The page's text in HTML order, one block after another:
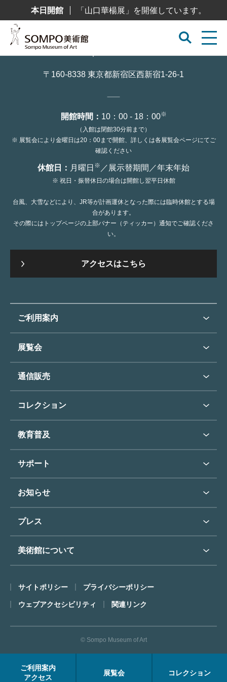
テ
本日開館 「山口華楊展」を開催しています。
ご利用案内
アクセス
展覧会 コレクション
〒160-8338 東京都新宿区西新宿1-26-1
開館時間： 10：00 - 18：00※
（入館は閉館30分前まで）
※ 展覧会により金曜日は20：00まで開館、詳しくは各展覧会ページにてご
確認ください
休館日： 月曜日 ※ ／展示替期間／年末年始
※ 祝日・振替休日の場合は開館し翌平日休館
台風、大雪などにより、JR等が計画運休となった際には臨時休館とする場
合があります。
その際にはトップページの上部バナー（ティッカー）通知でご確認くださ
い。
アクセスはこちら
ご利用案内
ご利用案内トップ
開館時間・休館日
アクセス
団体のご利用について
バリアフリー／小さなお子様
フロアマップ
ミュージアムショップ
カフェ
展覧会
展覧会・イベントトップ
次回の展覧会
展覧会スケジュール
過去の展覧会
通信販売
通信販売トップ
コレクション
コレクショントップ
東郷青児
コレクションハイライト
教育普及
教育普及トップ
オンラインで美術鑑賞
博物館実習について
サポート
よくあるご質問
東郷⻘児作品著作権申請
お知らせ
お知らせトップ
プレス
プレスリリーストップ
美術館について
ごあいさつ
コンセプト
沿革
FACEアーカイブス
サイトポリシー プライバシーポリシー
ウェブアクセシビリティ 関連リンク
© Sompo Museum of Art